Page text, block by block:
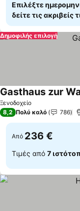
Επιλέξτε
δείτε τις ακριβείς
Δημοφιλής επιλογή
Ξενοδοχείο
Gasthaus zur
8,2 Πολύ καλό 786
Από 236 €
Τιμές από 7